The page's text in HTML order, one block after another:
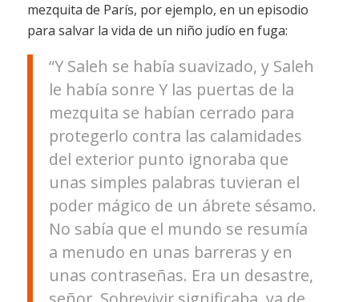
mezquita de París, por ejemplo, en un episodio
para salvar la vida de un niño judío en fuga:
“Y Saleh se había suavizado, y Saleh
le había sonre Y las puertas de la
mezquita se habían cerrado para
protegerlo contra las calamidades
del exterior punto ignoraba que
unas simples palabras tuvieran el
poder mágico de un ábrete sésamo.
No sabía que el mundo se resumía
a menudo en unas barreras y en
unas contraseñas. Era un desastre,